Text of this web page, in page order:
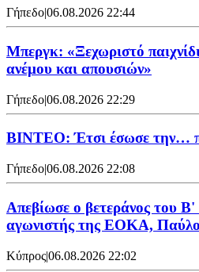
Γήπεδο|06.08.2026 22:44
Μπεργκ: «Ξεχωριστό
ανέμου και απουσιών»
Γήπεδο|06.08.2026 22:29
ΒΙΝΤΕΟ: Έτσι έσωσε την…
Γήπεδο|06.08.2026 22:08
Απεβίωσε ο βετεράνος του
αγωνιστής της ΕΟΚΑ,
Κύπρος|06.08.2026 22:02